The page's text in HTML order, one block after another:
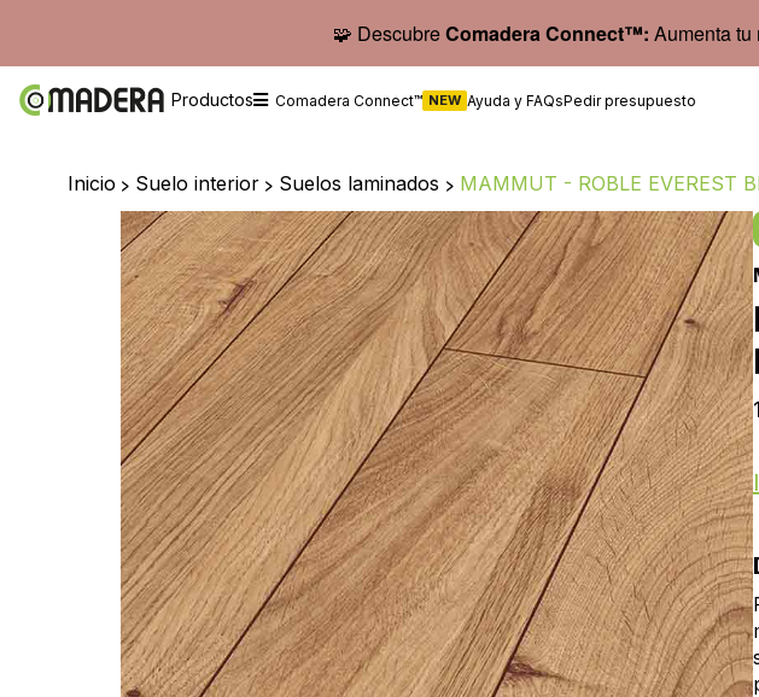
🧩 DescubreComadera Connect™: Aumenta
Productos Comadera Connect™ NEW Ayuda y FAQsPedir presupuesto
Inicio > Suelo interior > Suelos laminados > MAMMUT - ROBLE EVEREST